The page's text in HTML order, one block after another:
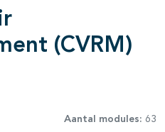
(CVRM)
Aantal modules: 63